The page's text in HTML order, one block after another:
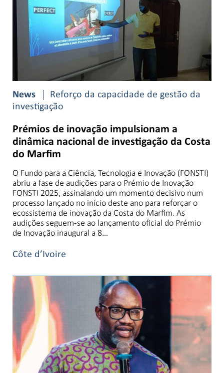
News
Reforço da capacidade de gestão da
investigação
Prémios de inovação impulsionam a
dinâmica nacional de investigação da Costa
do Marfim
O Fundo para a Ciência, Tecnologia e Inovação (FONSTI)
abriu a fase de audições para o Prémio de Inovação
FONSTI 2025, assinalando um momento decisivo num
processo lançado no início deste ano para reforçar o
ecossistema de inovação da Costa do Marfim. As
audições seguem-se ao lançamento oficial do Prémio
de Inovação inaugural a 8…
Côte d’Ivoire